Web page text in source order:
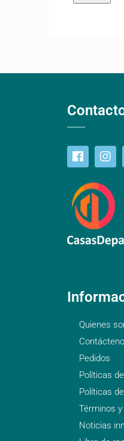
Quienes
Pedidos
Políticas
Políticas
Términos
Noticias